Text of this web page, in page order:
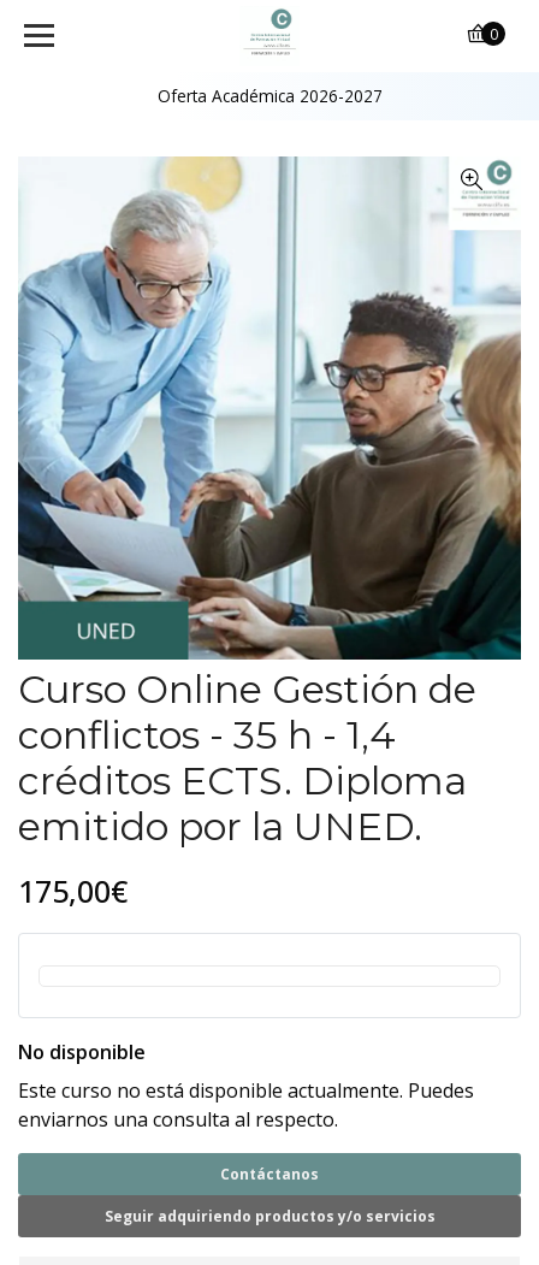
Oferta Académica 2026-2027
0
Curso Online Gestión de
conflictos - 35 h - 1,4
créditos ECTS. Diploma
emitido por la UNED.
175,00€
No disponible
Este curso no está disponible actualmente. Puedes
enviarnos una consulta al respecto.
Contáctanos
Seguir adquiriendo productos y/o servicios